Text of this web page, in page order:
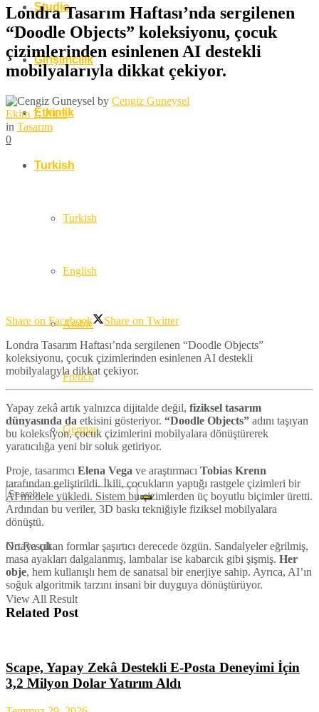
Studio
Girişimcilik
Etkinlik
Turkish
Turkish
English
Arabic
French
German
No Result
View All Result
Londra Tasarım Haftası’nda sergilenen
“Doodle Objects” koleksiyonu, çocuk
çizimlerinden esinlenen AI destekli
mobilyalarıyla dikkat çekiyor.
by Cengiz Guneysel
Ekim 7, 2025
in Tasarım
0
Share on Facebook
Share on Twitter
Londra Tasarım Haftası’nda sergilenen “Doodle Objects”
koleksiyonu, çocuk çizimlerinden esinlenen AI destekli
mobilyalarıyla dikkat çekiyor.
Yapay zekâ artık yalnızca dijitalde değil, fiziksel tasarım
dünyasında da etkisini gösteriyor. “Doodle Objects” adını taşıyan
bu koleksiyon, çocuk çizimlerini mobilyalara dönüştürerek
yaratıcılığa yeni bir soluk getiriyor.
Proje, tasarımcı Elena Vega ve araştırmacı Tobias Krenn
tarafından geliştirildi. İkili, çocukların yaptığı rastgele çizimleri bir
AI modele yükledi. Sistem bu çizimlerden üç boyutlu biçimler üretti.
Ardından bu veriler, 3D baskı tekniğiyle fiziksel mobilyalara
dönüştü.
Ortaya çıkan formlar şaşırtıcı derecede özgün. Sandalyeler eğrilmiş,
masa ayakları dalgalanmış, lambalar ise kabarcık gibi şişmiş. Her
obje, hem kullanışlı hem de sanatsal bir enerjiye sahip. Ayrıca, AI’ın
soğuk algoritmik tarzını insani bir duyguya dönüştürüyor.
Related Post
Scape, Yapay Zekâ Destekli E-Posta Deneyimi İçin
3,2 Milyon Dolar Yatırım Aldı